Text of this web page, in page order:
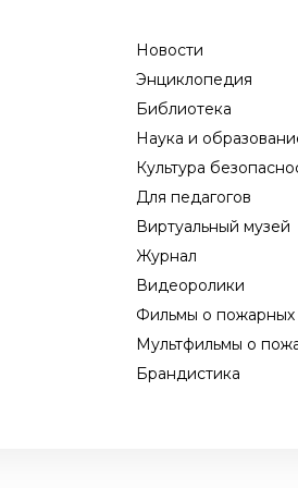
Новости
Энциклопедия
Библиотека
Наука и
Культура
Для педагогов
Виртуальный музей
Журнал
Видеоролики
Фильмы о пожарных
Мультфильмы о
Брандистика